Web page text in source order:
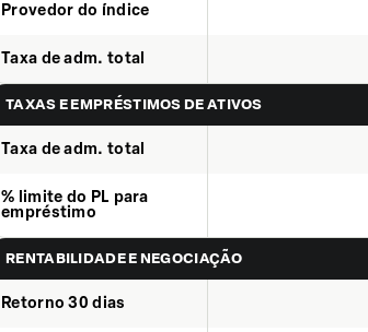
Provedor do índice
Taxa de adm. total
TAXAS E EMPRÉSTIMOS DE ATIVOS
Taxa de adm. total
% limite do PL para
empréstimo
RENTABILIDADE E NEGOCIAÇÃO
Retorno 30 dias